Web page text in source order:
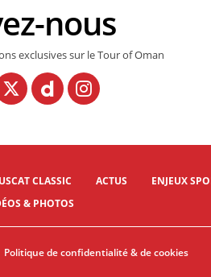
nous
exclusives sur le Tour of Oman
CLASSIC ACTUS ENJEUX
& PHOTOS
Politique de confidentialité & de cookies